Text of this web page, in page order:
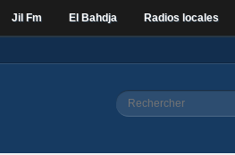
Jil Fm El Bahdja Radios locales
Formulaire
Rechercher